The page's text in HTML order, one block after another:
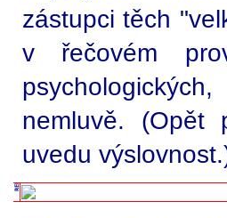
zástupci těch
v řečovém
nemluvě. (Opět
uvedu